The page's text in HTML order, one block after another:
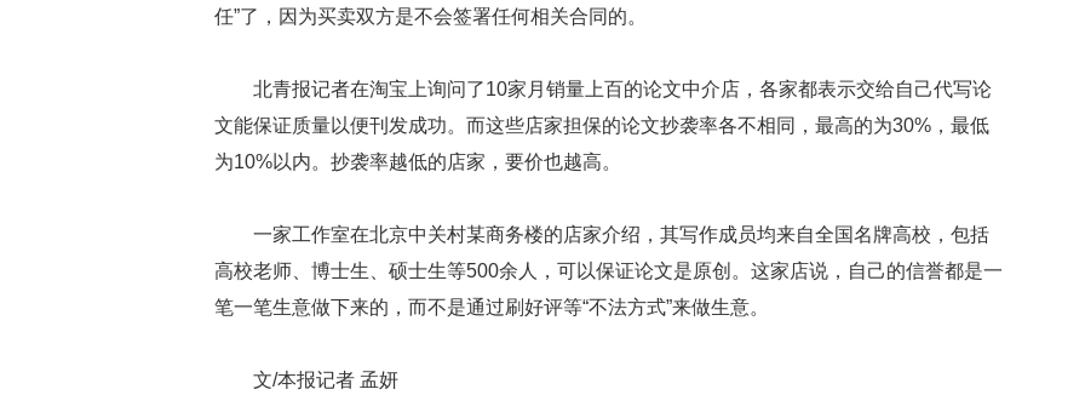
任”了，因为买卖双方是不会签署任何相关合同的。
北青报记者在淘宝上询问了10家月销量上百的论文中介店，各家都表示交给自己代写论
文能保证质量以便刊发成功。而这些店家担保的论文抄袭率各不相同，最高的为30%，最低
为10%以内。抄袭率越低的店家，要价也越高。
一家工作室在北京中关村某商务楼的店家介绍，其写作成员均来自全国名牌高校，包括
高校老师、博士生、硕士生等500余人，可以保证论文是原创。这家店说，自己的信誉都是一
笔一笔生意做下来的，而不是通过刷好评等“不法方式”来做生意。
文/本报记者 孟妍